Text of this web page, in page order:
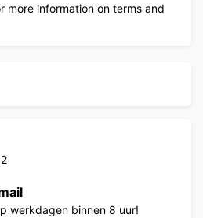
more information on terms and
werkdagen binnen 8 uur!